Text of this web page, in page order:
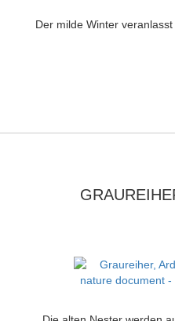
Der milde Winter